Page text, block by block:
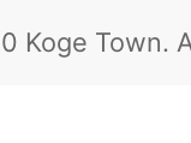
Koge Town.